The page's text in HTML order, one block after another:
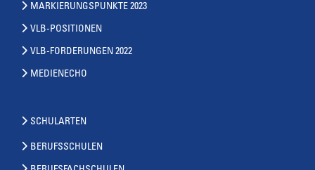
MARKIERUNGSPUNKTE 2023
VLB-POSITIONEN
VLB-FORDERUNGEN 2022
MEDIENECHO
SCHULARTEN
BERUFSSCHULEN